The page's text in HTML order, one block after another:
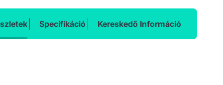
Specifikáció Kereskedő Információ